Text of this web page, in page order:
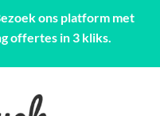
ons platform met
offertes in 3 kliks.